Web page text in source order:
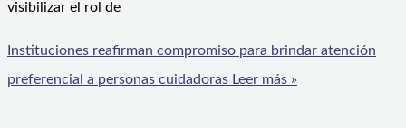
visibilizar el rol de
Instituciones reafirman compromiso para brindar atención
preferencial a personas cuidadoras Leer más »